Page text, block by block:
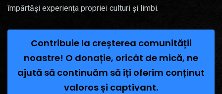
împărtăși experiența propriei culturi și limbi.
Contribuie la creșterea comunității
noastre! O donație, oricât de mică, ne
ajută să continuăm să îți oferim conținut
valoros și captivant.